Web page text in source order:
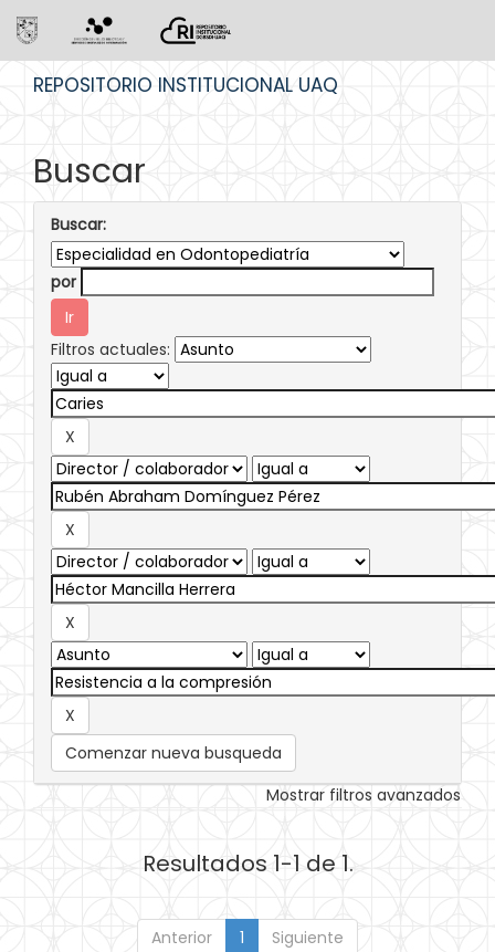
REPOSITORIO INSTITUCIONAL UAQ
Buscar
Buscar:
por
Filtros actuales:
Comenzar nueva busqueda
Mostrar filtros avanzados
Resultados 1-1 de 1.
Anterior 1 Siguiente